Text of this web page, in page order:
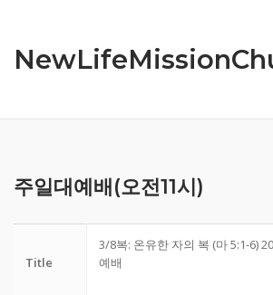
content
주일대예배(오전11시)
Title
3/8복: 온유한 자의 복 (마 5:1-6)
예배